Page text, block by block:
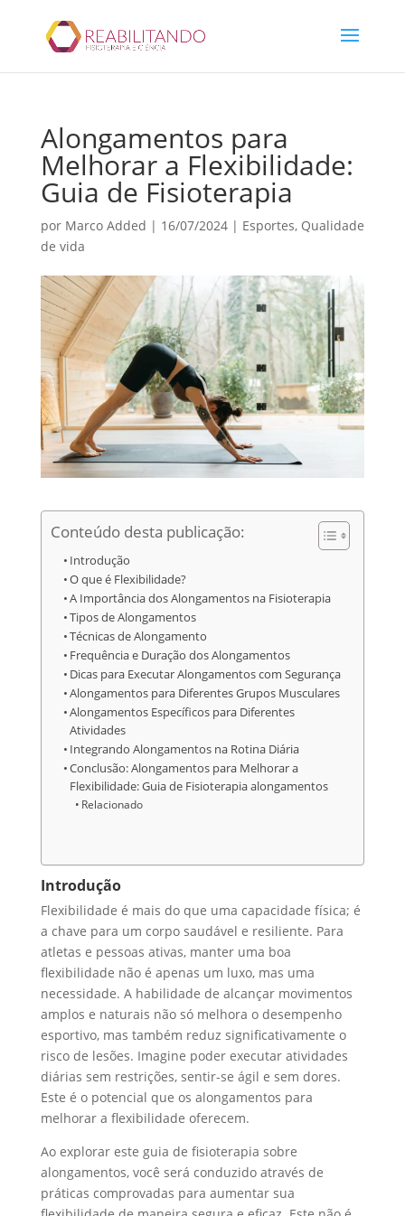
Alongamentos para
Melhorar a Flexibilidade:
Guia de Fisioterapia
por Marco Added | 16/07/2024| Esportes, Qualidade
de vida
Conteúdo desta publicação:
Introdução
O que é Flexibilidade?
A Importância dos Alongamentos na Fisioterapia
Tipos de Alongamentos
Técnicas de Alongamento
Frequência e Duração dos Alongamentos
Dicas para Executar Alongamentos com Segurança
Alongamentos para Diferentes Grupos Musculares
Alongamentos Específicos para Diferentes
Atividades
Integrando Alongamentos na Rotina Diária
Conclusão: Alongamentos para Melhorar a
Flexibilidade: Guia de Fisioterapia alongamentos
Relacionado
Introdução
Flexibilidade é mais do que uma capacidade física; é
a chave para um corpo saudável e resiliente. Para
atletas e pessoas ativas, manter uma boa
flexibilidade não é apenas um luxo, mas uma
necessidade. A habilidade de alcançar movimentos
amplos e naturais não só melhora o desempenho
esportivo, mas também reduz significativamente o
risco de lesões. Imagine poder executar atividades
diárias sem restrições, sentir-se ágil e sem dores.
Este é o potencial que os alongamentos para
melhorar a flexibilidade oferecem.
Ao explorar este guia de fisioterapia sobre
alongamentos, você será conduzido através de
práticas comprovadas para aumentar sua